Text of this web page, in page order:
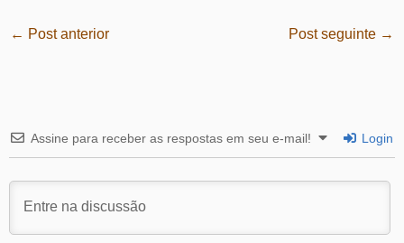
← Post anterior Post seguinte →
Assine para receber as respostas em seu e-mail! Login